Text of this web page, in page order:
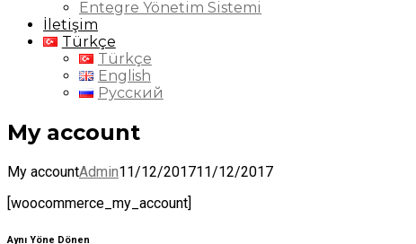
Entegre Yönetim Sistemi
İletişim
Türkçe
Türkçe
English
Русский
My account
My accountAdmin11/12/201711/12/2017
[woocommerce_my_account]
Aynı Yöne Dönen